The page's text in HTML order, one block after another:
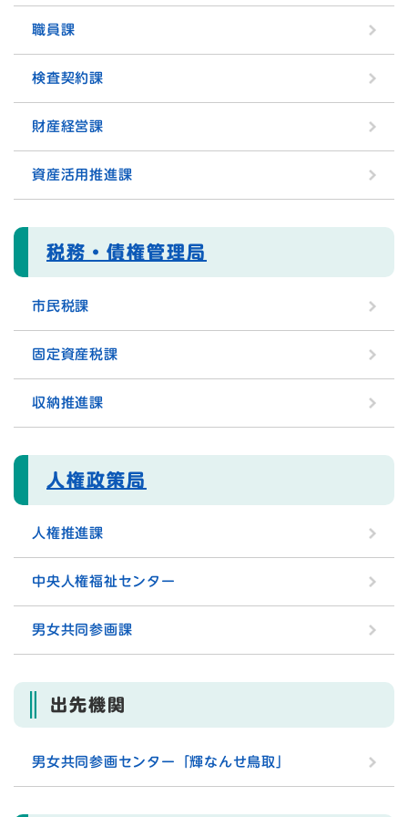
職員課
検査契約課
財産経営課
資産活用推進課
税務・債権管理局
市民税課
固定資産税課
収納推進課
人権政策局
人権推進課
中央人権福祉センター
男女共同参画課
出先機関
男女共同参画センター「輝なんせ鳥取」